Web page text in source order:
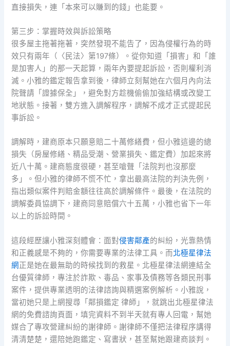
直接損失，連「本來可以賺到的錢」也能要。
第三步：掌握時效與訴訟策略
很多屋主拖著拖著，突然發現不能告了，因為侵權行為的時
效只有兩年（〈民法〉第197條）。從你知道「損害」和「誰
是加害人」的那一天起算，兩年內要提起訴訟，否則權利消
滅。小雅的鑑定報告拿到後，律師立刻幫她在六個月內向法
院聲請「證據保全」，避免對方趁機偷偷加強結構或改變工
地狀態。接著，雙方進入調解程序，調解不成才正式提起民
事訴訟。
調解時，建商原本只願意賠二十萬修繕費，但小雅這邊的總
損失（房屋修繕、精品受潮、營業損失、鑑定費）加起來將
近八十萬。建商態度很硬，甚至嗆聲「法院判也沒那麼
多」。但小雅的律師不慌不忙，拿出最高法院的判決先例，
指出類似案件判賠金額往往高於調解條件。最後，在法院的
調解委員協調下，建商同意賠償六十五萬，小雅也省下一年
以上的訴訟時間。
這段經歷讓小雅深刻體會：面對侵害鄰產的糾紛，光靠熱情
和正義感是不夠的，你需要專業的法律工具。而北極星律法
網正是她在最無助的時候找到的救星。北極星律法網連結全
台優質律師，專注於詐欺、毒品、家事及債務等各類民刑事
案件，提供專業透明的法律諮詢與精選案例解析。小雅說，
當初她只是上網搜尋「鄰損鑑定 律師」，就跳出北極星律法
網的免費諮詢頁面，填完資料不到半天就有專人回電，幫她
媒合了專攻營建糾紛的謝律師。謝律師不僅把法律程序講得
清清楚楚，還陪她跑鑑定、寫書狀，甚至幫她跟建商談判。